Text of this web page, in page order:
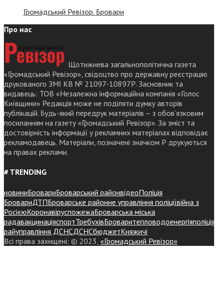
Громадський Ревізор. Бровари
Про нас
Щотижнева загальнополітична газета
«Громадський Ревізор», свідоцтво про державну реєстрацію
друкованого ЗМІ КВ № 21097-10897Р. Засновник та
видавець: ТОВ «Незалежна інформаційна компанія «Голос
Київщини» Редакція може не поділяти думку авторів
публікацій. Будь-який передрук матеріалів – з обов’язковим
посиланням на газету «Громадський Ревізор». За зміст та
достовірність інформації у рекламних матеріалах відповідає
рекламодавець. Матеріали, позначені значком Р друкуються
на правах реклами.
# TRENDING
новиниБровариБроварський районвідеоПоліція
БровариДТПБроварське районне управління поліціївійна з
РосієюКоронавіруспожежаБроварська міська
радавакцинаціяспортТребухівБроваритепловодоенергіяполіція
райуправління ДСНСДСНСбюджетКняжичі
Всі права захищені: © 2023, «Громадський Ревізор»